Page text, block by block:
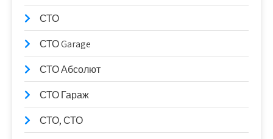
СТО
СТО Garage
СТО Абсолют
СТО Гараж
СТО, СТО